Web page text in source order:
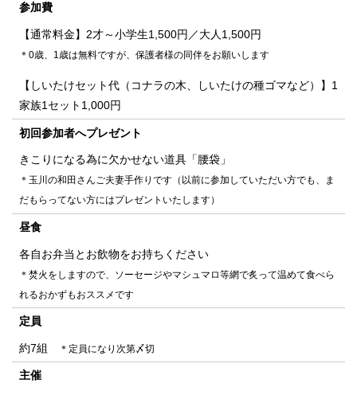
参加費
【通常料金】2才～小学生1,500円／大人1,500円
＊0歳、1歳は無料ですが、保護者様の同伴をお願いします
【しいたけセット代（コナラの木、しいたけの種ゴマなど）】1
家族1セット1,000円
初回参加者へプレゼント
きこりになる為に欠かせない道具「腰袋」
＊玉川の和田さんご夫妻手作りです（以前に参加していただい方でも、ま
だもらってない方にはプレゼントいたします）
昼食
各自お弁当とお飲物をお持ちください
＊焚火をしますので、ソーセージやマシュマロ等網で炙って温めて食べら
れるおかずもおススメです
定員
約7組 ＊定員になり次第〆切
主催